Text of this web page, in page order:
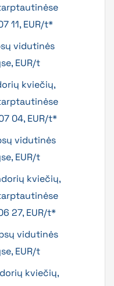
11, EUR/t*
vidutinės
EUR/t
kviečių,
04, EUR/t*
vidutinės
EUR/t
kviečių,
27, EUR/t*
vidutinės
EUR/t
kviečių,